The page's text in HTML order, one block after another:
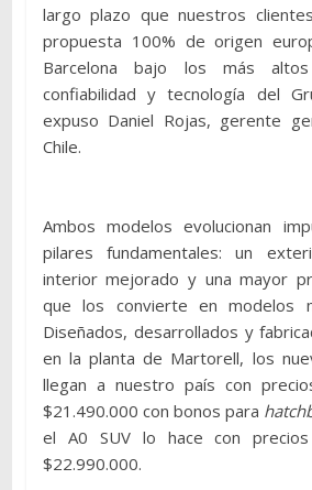
largo plazo que nuestros
propuesta 100% de origen
Barcelona bajo los más
confiabilidad y tecnología del
expuso Daniel Rojas, gerente
Chile.
Ambos modelos evolucionan
pilares fundamentales: un
interior mejorado y una mayor
que los convierte en modelos
Diseñados, desarrollados y
en la planta de Martorell, los
llegan a nuestro país con
$21.490.000 con bonos para
el A0 SUV lo hace con
$22.990.000.